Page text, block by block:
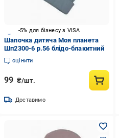
-5% для бізнесу з VISA
Шапочка дитяча Моя планета
Шп2300-6 р.56 блідо-блакитний
оцінити
99 ₴/шт.
Доставимо